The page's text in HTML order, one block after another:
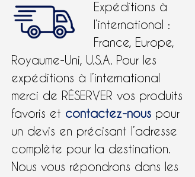
Expéditions à
l’international :
France, Europe,
Royaume-Uni, U.S.A. Pour les
expéditions à l’international
merci de RÉSERVER vos produits
favoris et contactez-nous pour
un devis en précisant l’adresse
complète pour la destination.
Nous vous répondrons dans les